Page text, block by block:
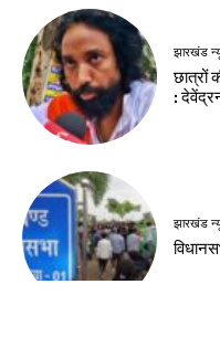
झारखंड
छात्रों
:
झारखंड